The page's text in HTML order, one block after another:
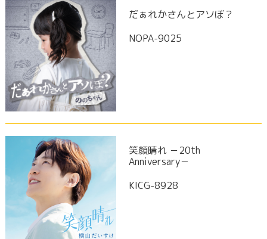
だぁれかさんとアソぼ？
NOPA-9025
笑顔晴れ －20th
Anniversary－
KICG-8928